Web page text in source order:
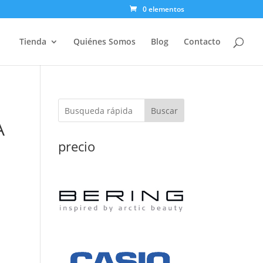
0 elementos
Tienda Quiénes Somos Blog Contacto
Buscar
precio